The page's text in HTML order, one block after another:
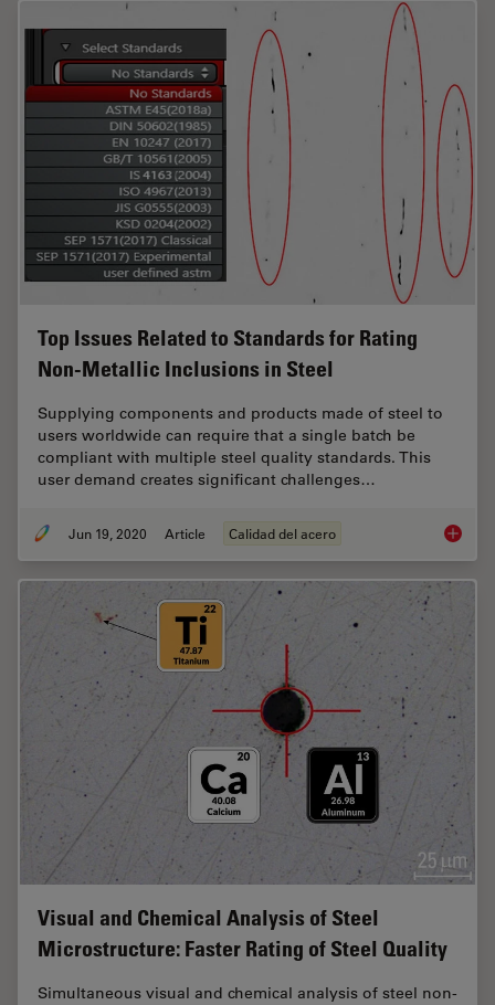
Top Issues Related to Standards for Rating
Non-Metallic Inclusions in Steel
Supplying components and products made of steel to
users worldwide can require that a single batch be
compliant with multiple steel quality standards. This
user demand creates significant challenges…
Jun 19, 2020 Article Calidad del acero Top
Visual and Chemical Analysis of Steel
Microstructure: Faster Rating of Steel Quality
Simultaneous visual and chemical analysis of steel non-